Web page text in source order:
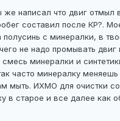
же написал что двиг отмыл
составил после КР?.
полусинь с минералки, в
не надо промывать двиг
смесь минералки и
часто минералку
мыть. ИХМО для очистки
в старое и все далее как